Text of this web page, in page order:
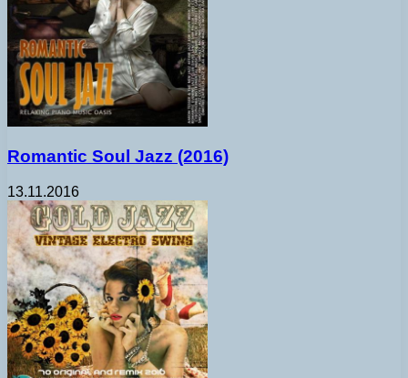
Romantic Soul Jazz (2016)
13.11.2016